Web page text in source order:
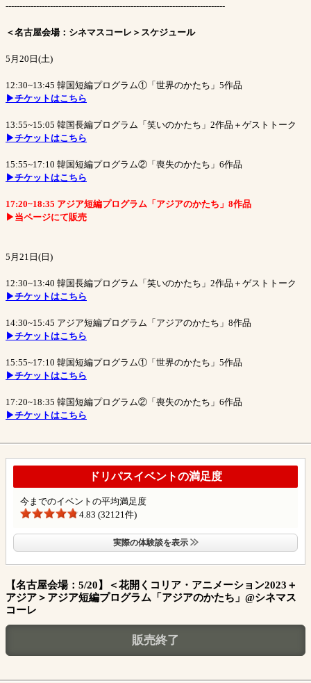
-------------------------------------------------------------------------------
＜名古屋会場：シネマスコーレ＞スケジュール
5月20日(土)
12:30~13:45 韓国短編プログラム①「世界のかたち」5作品
▶チケットはこちら
13:55~15:05 韓国長編プログラム「笑いのかたち」2作品＋ゲストトーク
▶チケットはこちら
15:55~17:10 韓国短編プログラム②「喪失のかたち」6作品
▶チケットはこちら
17:20~18:35 アジア短編プログラム「アジアのかたち」8作品
▶当ページにて販売
5月21日(日)
12:30~13:40 韓国長編プログラム「笑いのかたち」2作品＋ゲストトーク
▶チケットはこちら
14:30~15:45 アジア短編プログラム「アジアのかたち」8作品
▶チケットはこちら
15:55~17:10 韓国短編プログラム①「世界のかたち」5作品
▶チケットはこちら
17:20~18:35 韓国短編プログラム②「喪失のかたち」6作品
▶チケットはこちら
ドリパスイベントの満足度
今までのイベントの平均満足度
4.83 (32121件)
実際の体験談を表示
【名古屋会場：5/20】＜花開くコリア・アニメーション2023＋
アジア＞アジア短編プログラム「アジアのかたち」@シネマス
コーレ
販売終了